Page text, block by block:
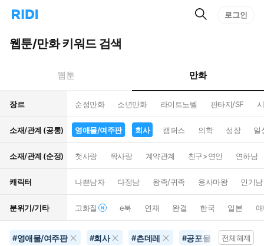
리
홈
으
턴
트
검
로그인
웹툰/만화 키워드 검색
웹툰 만화
장르 순정만화 소년만화 라이트노벨 판타지/SF
소재/관계 (공통) 영애물/여주판 회사 캠퍼스 의학 성장 일
소재/관계 (순정) 첫사랑 짝사랑 계약관계 친구>연인 연하남
캐릭터 나쁜남자 다정남 왕족/귀족 용사마왕 인기남
분위기/기타 고화질 e북 연재 완결 한국 일본
#영애물/여주판 #회사 #츤데레 #공포물 전체해제